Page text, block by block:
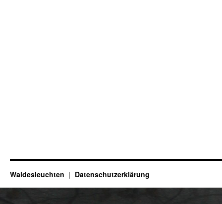
Waldesleuchten Datenschutzerklärung